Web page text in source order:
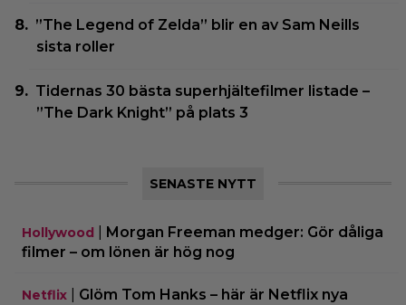
”The Legend of Zelda” blir en av Sam Neills
sista roller
Tidernas 30 bästa superhjältefilmer listade –
”The Dark Knight” på plats 3
SENASTE NYTT
Hollywood
Morgan Freeman medger: Gör dåliga
filmer – om lönen är hög nog
Netflix
Glöm Tom Hanks – här är Netflix nya